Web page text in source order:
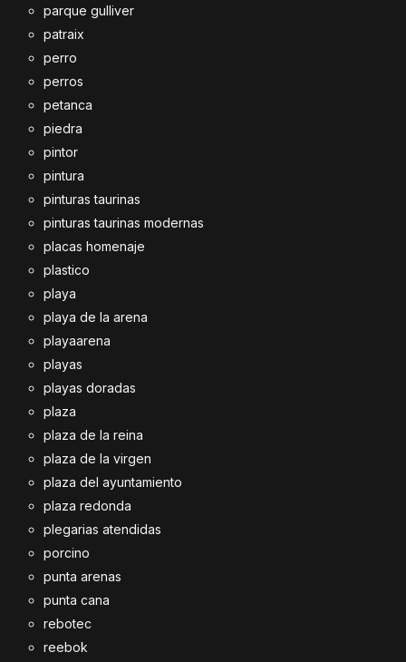
parque gulliver
patraix
perro
perros
petanca
piedra
pintor
pintura
pinturas taurinas
pinturas taurinas modernas
placas homenaje
plastico
playa
playa de la arena
playaarena
playas
playas doradas
plaza
plaza de la reina
plaza de la virgen
plaza del ayuntamiento
plaza redonda
plegarias atendidas
porcino
punta arenas
punta cana
rebotec
reebok